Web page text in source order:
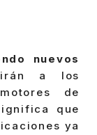
nuevos
a los
de
que
ya